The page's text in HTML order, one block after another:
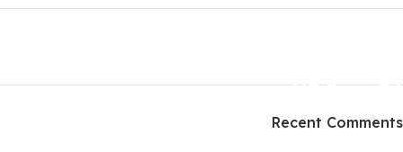
HP Envy 34
To Shop
Recent Comments